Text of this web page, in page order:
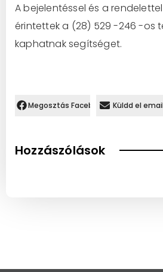
A bejelentéssel és a
érintettek a (28) 529 -246 -os
kaphatnak segítséget.
Megosztás Facebookon.Küldd el
Hozzászólások